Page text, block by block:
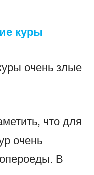
очень злые
что для
очень
В